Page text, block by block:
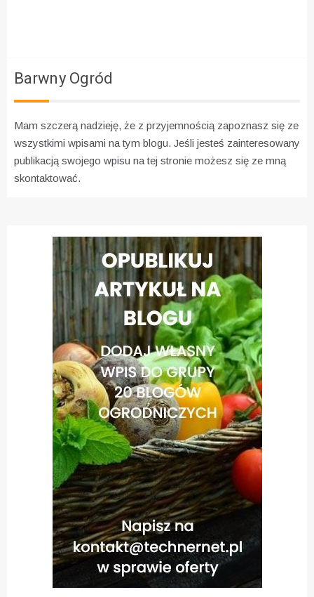
Barwny Ogród
Mam szczerą nadzieję, że z przyjemnością zapoznasz się ze
wszystkimi wpisami na tym blogu. Jeśli jesteś zainteresowany
publikacją swojego wpisu na tej stronie możesz się ze mną
skontaktować.